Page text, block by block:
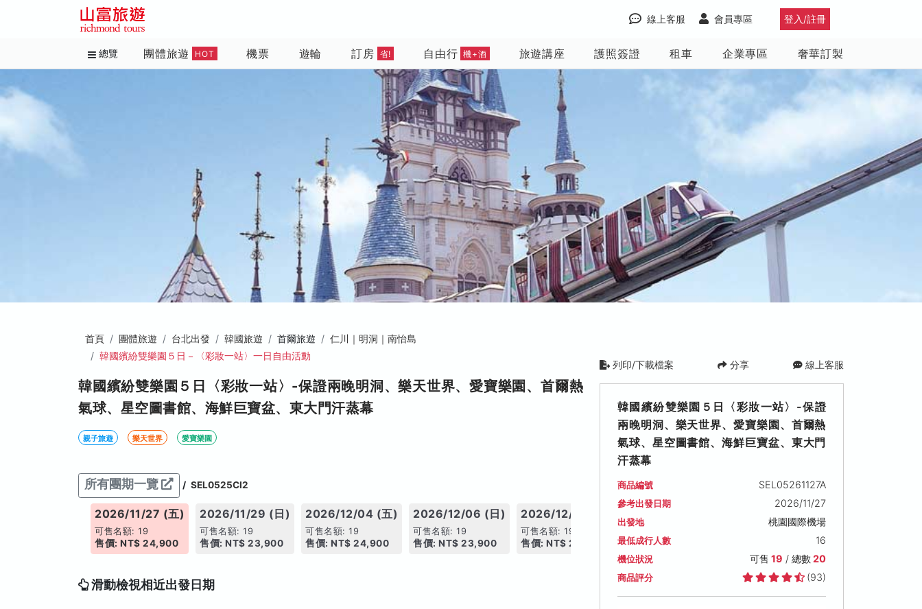
登入/註冊
會員專區
線上客服
總覽 團體旅遊 HOT 機票 遊輪 訂房 省! 自由行 機+酒 旅遊講座 護照簽證 租車 企業專區 奢華訂製
首頁 團體旅遊 台北出發 韓國旅遊 首爾旅遊
仁川｜明洞｜南怡島
韓國繽紛雙樂園５日－〈彩妝一站〉一日自由活動
韓國繽紛雙樂園５日〈彩妝一站〉-保證兩晚明洞、樂天世界、愛寶樂園、首爾熱
氣球、星空圖書館、海鮮巨寶盆、東大門汗蒸幕
親子旅遊 樂天世界 愛寶樂園
所有團期一覽 / SEL0525CI2
2026/11/27 (五)
可售名額: 19
售價: NT$ 24,900
2026/11/29 (日)
可售名額: 19
售價: NT$ 23,900
2026/12/04 (五)
可售名額: 19
售價: NT$ 24,900
2026/12/06 (日)
可售名額: 19
售價: NT$ 23,900
2026/12/11 (五)
可售名額: 19
售價: NT$ 24,900
2026/12/13 (日)
售價: NT$ 23,900
2026/12/18 (五)
滑動檢視相近出發日期
列印/下載檔案 分享 線上客服
韓國繽紛雙樂園５日〈彩妝一站〉-保證
兩晚明洞、樂天世界、愛寶樂園、首爾熱
氣球、星空圖書館、海鮮巨寶盆、東大門
汗蒸幕
商品編號 SEL05261127A
參考出發日期 2026/11/27
出發地 桃園國際機場
最低成行人數 16
機位狀況 可售 19 / 總數20
商品評分 (93)